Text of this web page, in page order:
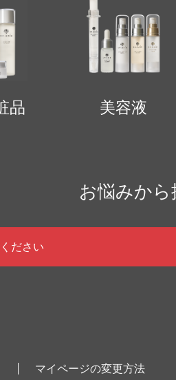
品 美容液
お悩みから
ださい
マイページの変更方法